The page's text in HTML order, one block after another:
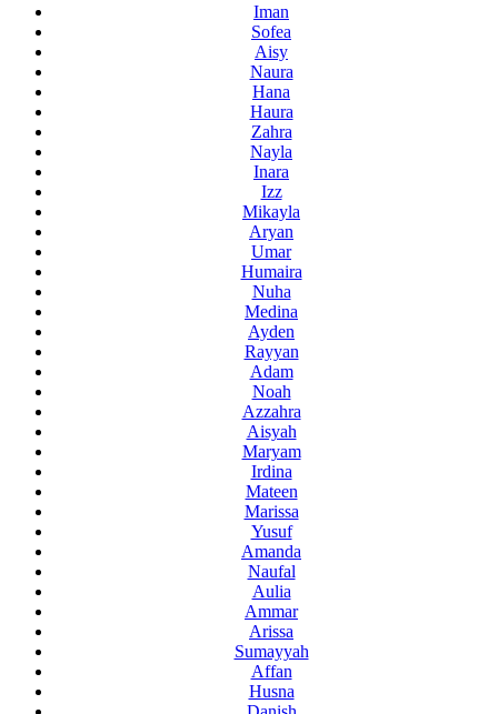
Iman
Sofea
Aisy
Naura
Hana
Haura
Zahra
Nayla
Inara
Izz
Mikayla
Aryan
Umar
Humaira
Nuha
Medina
Ayden
Rayyan
Adam
Noah
Azzahra
Aisyah
Maryam
Irdina
Mateen
Marissa
Yusuf
Amanda
Naufal
Aulia
Ammar
Arissa
Sumayyah
Affan
Husna